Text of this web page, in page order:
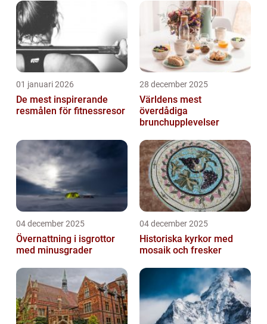
01 januari 2026
De mest inspirerande
resmålen för fitnessresor
28 december 2025
Världens mest
överdådiga
brunchupplevelser
04 december 2025
Övernattning i isgrottor
med minusgrader
04 december 2025
Historiska kyrkor med
mosaik och fresker